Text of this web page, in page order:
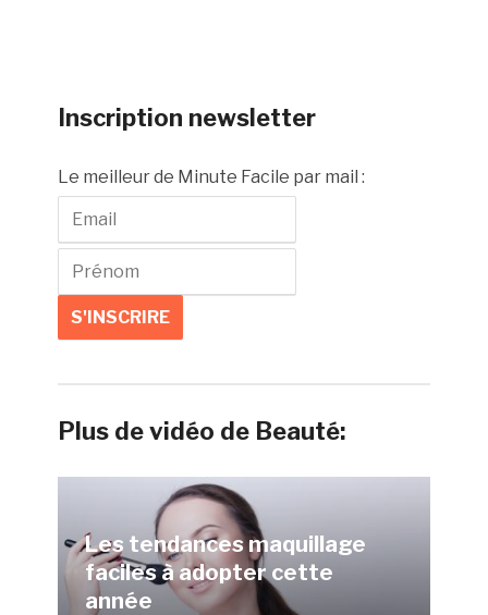
Inscription newsletter
Le meilleur de Minute Facile par mail :
Plus de vidéo de Beauté:
Les tendances maquillage
faciles à adopter cette
année